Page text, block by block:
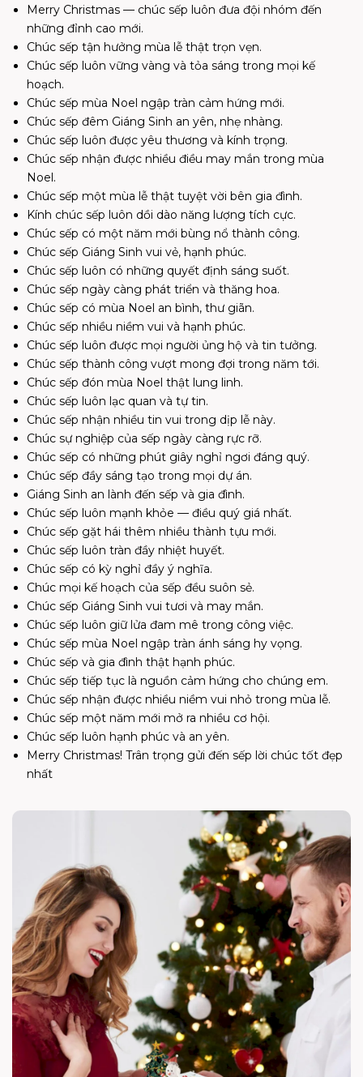
Merry Christmas — chúc sếp luôn đưa đội nhóm đến
những đỉnh cao mới.
Chúc sếp tận hưởng mùa lễ thật trọn vẹn.
Chúc sếp luôn vững vàng và tỏa sáng trong mọi kế
hoạch.
Chúc sếp mùa Noel ngập tràn cảm hứng mới.
Chúc sếp đêm Giáng Sinh an yên, nhẹ nhàng.
Chúc sếp luôn được yêu thương và kính trọng.
Chúc sếp nhận được nhiều điều may mắn trong mùa
Noel.
Chúc sếp một mùa lễ thật tuyệt vời bên gia đình.
Kính chúc sếp luôn dồi dào năng lượng tích cực.
Chúc sếp có một năm mới bùng nổ thành công.
Chúc sếp Giáng Sinh vui vẻ, hạnh phúc.
Chúc sếp luôn có những quyết định sáng suốt.
Chúc sếp ngày càng phát triển và thăng hoa.
Chúc sếp có mùa Noel an bình, thư giãn.
Chúc sếp nhiều niềm vui và hạnh phúc.
Chúc sếp luôn được mọi người ủng hộ và tin tưởng.
Chúc sếp thành công vượt mong đợi trong năm tới.
Chúc sếp đón mùa Noel thật lung linh.
Chúc sếp luôn lạc quan và tự tin.
Chúc sếp nhận nhiều tin vui trong dịp lễ này.
Chúc sự nghiệp của sếp ngày càng rực rỡ.
Chúc sếp có những phút giây nghỉ ngơi đáng quý.
Chúc sếp đầy sáng tạo trong mọi dự án.
Giáng Sinh an lành đến sếp và gia đình.
Chúc sếp luôn mạnh khỏe — điều quý giá nhất.
Chúc sếp gặt hái thêm nhiều thành tựu mới.
Chúc sếp luôn tràn đầy nhiệt huyết.
Chúc sếp có kỳ nghỉ đầy ý nghĩa.
Chúc mọi kế hoạch của sếp đều suôn sẻ.
Chúc sếp Giáng Sinh vui tươi và may mắn.
Chúc sếp luôn giữ lửa đam mê trong công việc.
Chúc sếp mùa Noel ngập tràn ánh sáng hy vọng.
Chúc sếp và gia đình thật hạnh phúc.
Chúc sếp tiếp tục là nguồn cảm hứng cho chúng em.
Chúc sếp nhận được nhiều niềm vui nhỏ trong mùa lễ.
Chúc sếp một năm mới mở ra nhiều cơ hội.
Chúc sếp luôn hạnh phúc và an yên.
Merry Christmas! Trân trọng gửi đến sếp lời chúc tốt đẹp
nhất